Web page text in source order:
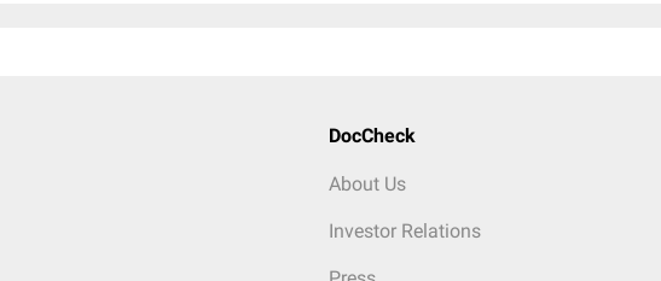
DocCheck
About Us
Investor Relations